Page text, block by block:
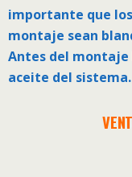
importante que
montaje sean
Antes del montaje
aceite del sistema.